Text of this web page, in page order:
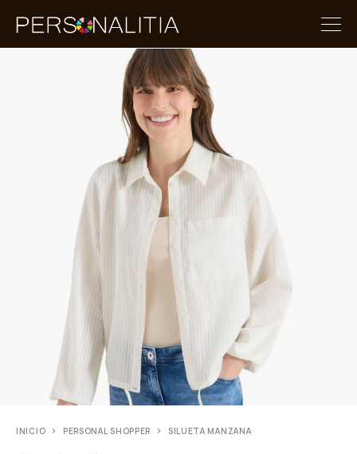
INICIO PERSONAL SHOPPER SILUETA MANZANA